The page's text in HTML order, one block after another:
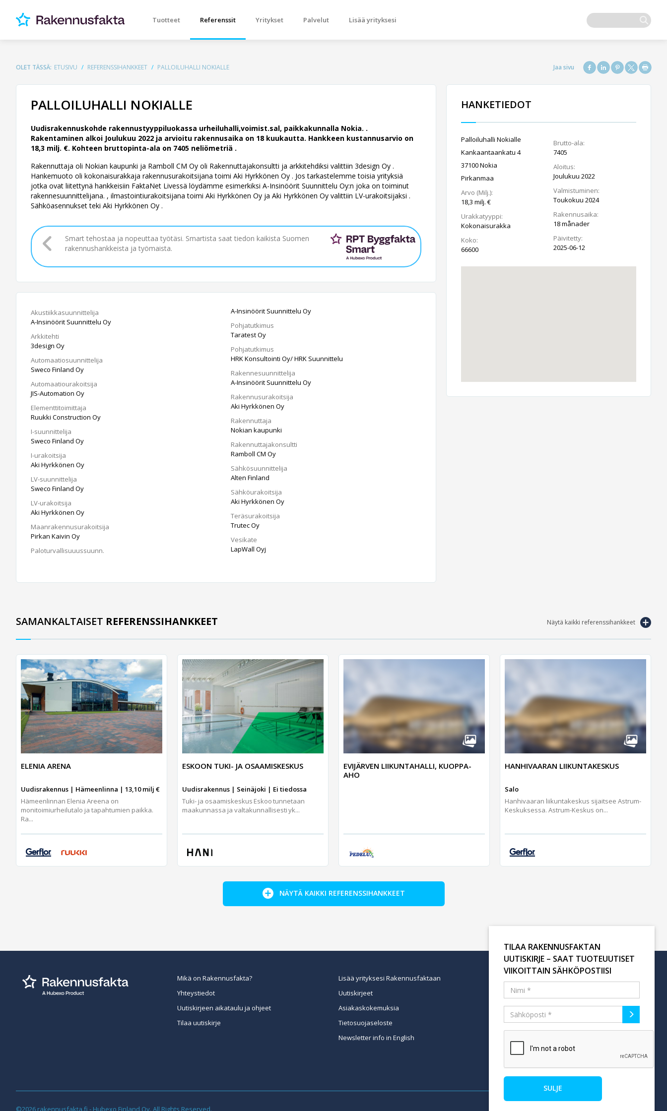
Tuotteet Referenssit Yritykset Palvelut Lisää yrityksesi
OLET TÄSSÄ: ETUSIVU REFERENSSIHANKKEET PALLOILUHALLI NOKIALLE
PALLOILUHALLI NOKIALLE
Uudisrakennuskohde rakennustyyppiluokassa urheiluhalli,voimist.sal, paikkakunnalla Nokia. .
Rakentaminen alkoi Joulukuu 2022 ja arvioitu rakennusaika on 18 kuukautta. Hankkeen kustannusarvio on
18,3 milj. €. Kohteen bruttopinta-ala on 7405 neliömetriä .
Rakennuttaja oli Nokian kaupunki ja Ramboll CM Oy oli Rakennuttajakonsultti ja arkkitehdiksi valittiin 3design Oy .
Hankemuoto oli kokonaisurakkaja rakennusurakoitsijana toimi Aki Hyrkkönen Oy . Jos tarkastelemme toisia yrityksiä
jotka ovat liitettynä hankkeisiin FaktaNet Livessä löydämme esimerkiksi A-Insinöörit Suunnittelu Oy:n joka on toiminut
rakennesuunnittelijana. , ilmastointiurakoitsijana toimi Aki Hyrkkönen Oy ja Aki Hyrkkönen Oy valittiin LV-urakoitsijaksi .
Sähköasennukset teki Aki Hyrkkönen Oy .
Smart tehostaa ja nopeuttaa työtäsi. Smartista saat tiedon kaikista Suomen
rakennushankkeista ja työmaista.
Akustiikkasuunnittelija
A-Insinöörit Suunnittelu Oy
Arkkitehti
3design Oy
Automaatiosuunnittelija
Sweco Finland Oy
Automaatiourakoitsija
JIS-Automation Oy
Elementtitoimittaja
Ruukki Construction Oy
I-suunnittelija
Sweco Finland Oy
I-urakoitsija
Aki Hyrkkönen Oy
LV-suunnittelija
Sweco Finland Oy
LV-urakoitsija
Aki Hyrkkönen Oy
Maanrakennusurakoitsija
Pirkan Kaivin Oy
Paloturvallisuuussuunn.
A-Insinöörit Suunnittelu Oy
Pohjatutkimus
Taratest Oy
Pohjatutkimus
HRK Konsultointi Oy/ HRK Suunnittelu
Rakennesuunnittelija
A-Insinöörit Suunnittelu Oy
Rakennusurakoitsija
Aki Hyrkkönen Oy
Rakennuttaja
Nokian kaupunki
Rakennuttajakonsultti
Ramboll CM Oy
Sähkösuunnittelija
Alten Finland
Sähköurakoitsija
Aki Hyrkkönen Oy
Teräsurakoitsija
Trutec Oy
Vesikate
LapWall Oyj
HANKETIEDOT
Palloiluhalli Nokialle
Kankaantaankatu 4
37100 Nokia
Pirkanmaa
Arvo (Milj.):
18,3 milj. €
Urakkatyyppi:
Kokonaisurakka
Koko:
66600
Brutto-ala:
7405
Aloitus:
Joulukuu 2022
Valmistuminen:
Toukokuu 2024
Rakennusaika:
18 månader
Päivitetty:
2025-06-12
Näytä kaikki referenssihankkeet
SAMANKALTAISET REFERENSSIHANKKEET
ELENIA ARENA
Uudisrakennus | Hämeenlinna | 13,10 milj €
Hämeenlinnan Elenia Areena on
monitoimiurheilutalo ja tapahtumien paikka.
Ra...
ESKOON TUKI- JA OSAAMISKESKUS
Uudisrakennus | Seinäjoki | Ei tiedossa
Tuki- ja osaamiskeskus Eskoo tunnetaan
maakunnassa ja valtakunnallisesti yk...
EVIJÄRVEN LIIKUNTAHALLI, KUOPPA-
AHO
HANHIVAARAN LIIKUNTAKESKUS
Salo
Hanhivaaran liikuntakeskus sijaitsee Astrum-
Keskuksessa. Astrum-Keskus on...
NÄYTÄ KAIKKI REFERENSSIHANKKEET
Mikä on Rakennusfakta?
Yhteystiedot
Uutiskirjeen aikataulu ja ohjeet
Tilaa uutiskirje
Lisää yrityksesi Rakennusfaktaan
Uutiskirjeet
Asiakaskokemuksia
Tietosuojaseloste
Newsletter info in English
©2026 rakennusfakta.fi - Hubexo Finland Oy. All Rights Reserved.
TILAA RAKENNUSFAKTAN
UUTISKIRJE – SAAT TUOTEUUTISET
VIIKOITTAIN SÄHKÖPOSTIISI
SULJE